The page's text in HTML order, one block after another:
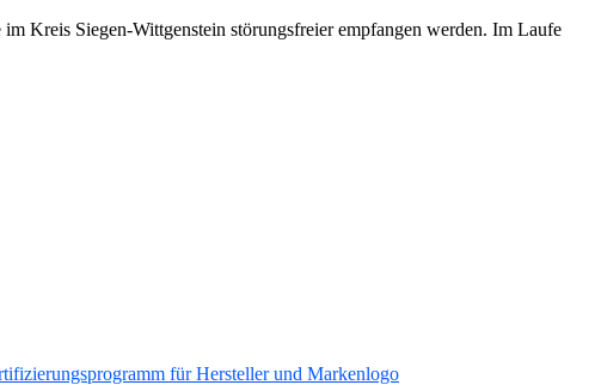
Kreis Siegen-Wittgenstein störungsfreier empfangen werden. Im Laufe
für Hersteller und Markenlogo